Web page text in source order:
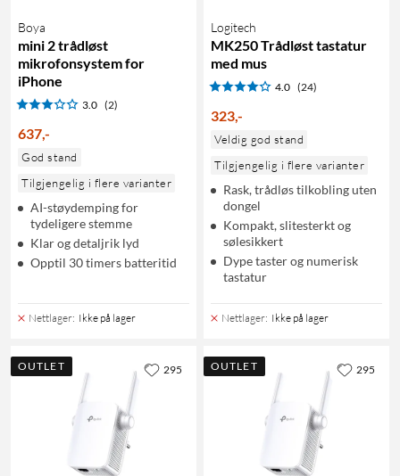
Boya
mini 2 trådløst
mikrofonsystem for
iPhone
3.0 (2)
637,-
God stand
Tilgjengelig i flere varianter
AI-støydemping for
tydeligere stemme
Klar og detaljrik lyd
Opptil 30 timers batteritid
Nettlager: Ikke på lager
Logitech
MK250 Trådløst tastatur
med mus
4.0 (24)
323,-
Veldig god stand
Tilgjengelig i flere varianter
Rask, trådløs tilkobling uten
dongel
Kompakt, slitesterkt og
sølesikkert
Dype taster og numerisk
tastatur
Nettlager: Ikke på lager
OUTLET 295 OUTLET 295